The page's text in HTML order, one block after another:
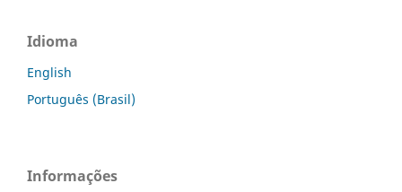
Idioma
English
Português (Brasil)
Informações